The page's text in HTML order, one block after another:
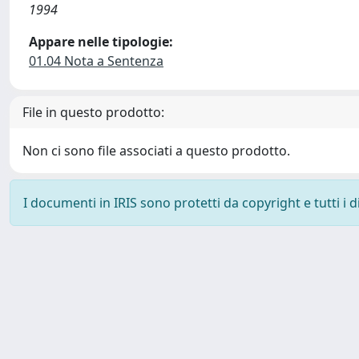
1994
Appare nelle tipologie:
01.04 Nota a Sentenza
File in questo prodotto:
Non ci sono file associati a questo prodotto.
I documenti in IRIS sono protetti da copyright e tutti i